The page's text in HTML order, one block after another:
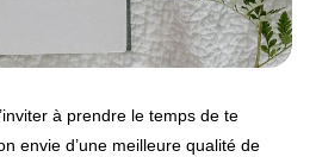
à prendre le temps de te
envie d’une meilleure qualité de